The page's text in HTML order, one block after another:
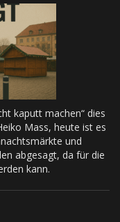
kaputt machen“ dies
Mass, heute ist es
und
abgesagt, da für die
kann.